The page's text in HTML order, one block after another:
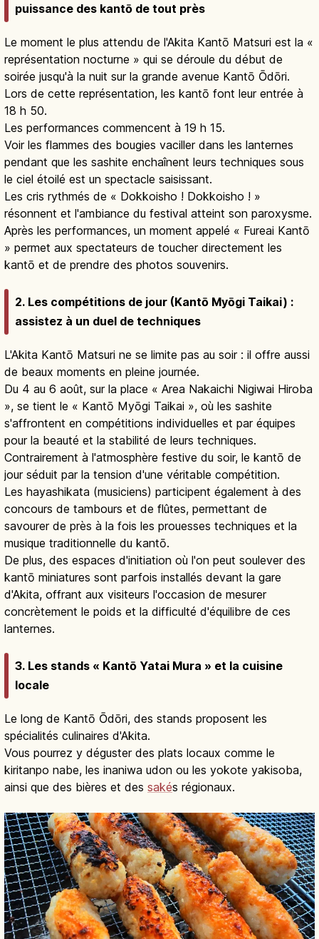
puissance des kantō de tout près
Le moment le plus attendu de l'Akita Kantō Matsuri est la «
représentation nocturne » qui se déroule du début de
soirée jusqu'à la nuit sur la grande avenue Kantō Ōdōri.
Lors de cette représentation, les kantō font leur entrée à
18 h 50.
Les performances commencent à 19 h 15.
Voir les flammes des bougies vaciller dans les lanternes
pendant que les sashite enchaînent leurs techniques sous
le ciel étoilé est un spectacle saisissant.
Les cris rythmés de « Dokkoisho ! Dokkoisho ! »
résonnent et l'ambiance du festival atteint son paroxysme.
Après les performances, un moment appelé « Fureai Kantō
» permet aux spectateurs de toucher directement les
kantō et de prendre des photos souvenirs.
2. Les compétitions de jour (Kantō Myōgi Taikai) :
assistez à un duel de techniques
L'Akita Kantō Matsuri ne se limite pas au soir : il offre aussi
de beaux moments en pleine journée.
Du 4 au 6 août, sur la place « Area Nakaichi Nigiwai Hiroba
», se tient le « Kantō Myōgi Taikai », où les sashite
s'affrontent en compétitions individuelles et par équipes
pour la beauté et la stabilité de leurs techniques.
Contrairement à l'atmosphère festive du soir, le kantō de
jour séduit par la tension d'une véritable compétition.
Les hayashikata (musiciens) participent également à des
concours de tambours et de flûtes, permettant de
savourer de près à la fois les prouesses techniques et la
musique traditionnelle du kantō.
De plus, des espaces d'initiation où l'on peut soulever des
kantō miniatures sont parfois installés devant la gare
d'Akita, offrant aux visiteurs l'occasion de mesurer
concrètement le poids et la difficulté d'équilibre de ces
lanternes.
3. Les stands « Kantō Yatai Mura » et la cuisine
locale
Le long de Kantō Ōdōri, des stands proposent les
spécialités culinaires d'Akita.
Vous pourrez y déguster des plats locaux comme le
kiritanpo nabe, les inaniwa udon ou les yokote yakisoba,
ainsi que des bières et des sakés régionaux.